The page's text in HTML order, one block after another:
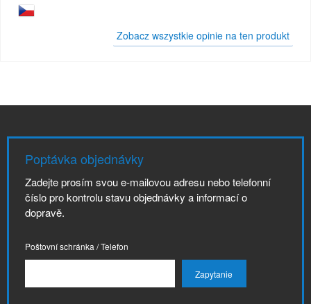
Zobacz wszystkie opinie na ten produkt
Poptávka objednávky
Zadejte prosím svou e-mailovou adresu nebo telefonní
číslo pro kontrolu stavu objednávky a informací o
dopravě.
Poštovní schránka / Telefon